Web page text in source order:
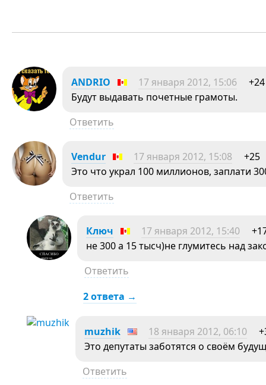
ANDRIO 17 января 2012, 15:06
+24
Будут выдавать почетные грамоты.
Ответить
Vendur 17 января 2012, 15:08
+25
Это что украл 100 миллионов, заплати
Ответить
Ключ 17 января 2012, 15:40
не 300 а 15 тысч)не глумитесь над
Ответить
2 ответа →
muzhik 18 января 2012, 06:10
Это депутаты заботятся о своём
Ответить